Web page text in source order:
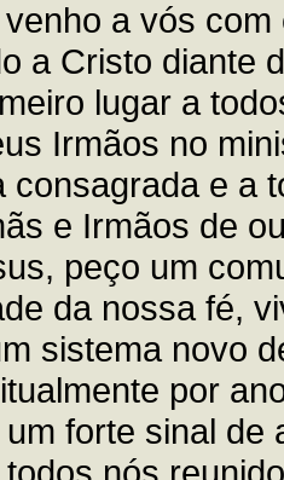
a vós
a Cristo diante
lugar a
Irmãos no
consagrada e a
e Irmãos de
peço um
da nossa fé,
sistema novo
por
forte sinal de